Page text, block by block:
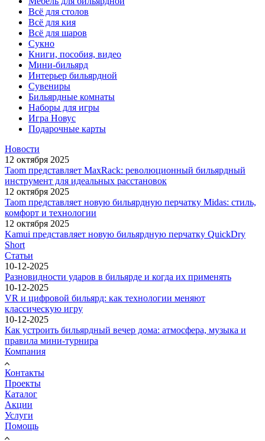
Всё для столов
Всё для кия
Всё для шаров
Сукно
Книги, пособия, видео
Мини-бильярд
Интерьер бильярдной
Сувениры
Бильярдные комнаты
Наборы для игры
Игра Новус
Подарочные карты
Новости
12 октября 2025
Taom представляет MaxRack: революционный бильярдный
инструмент для идеальных расстановок
12 октября 2025
Taom представляет новую бильярдную перчатку Midas: стиль,
комфорт и технологии
12 октября 2025
Kamui представляет новую бильярдную перчатку QuickDry
Short
Статьи
10-12-2025
Разновидности ударов в бильярде и когда их применять
10-12-2025
VR и цифровой бильярд: как технологии меняют
классическую игру
10-12-2025
Как устроить бильярдный вечер дома: атмосфера, музыка и
правила мини-турнира
Компания
Контакты
Проекты
Каталог
Акции
Услуги
Помощь